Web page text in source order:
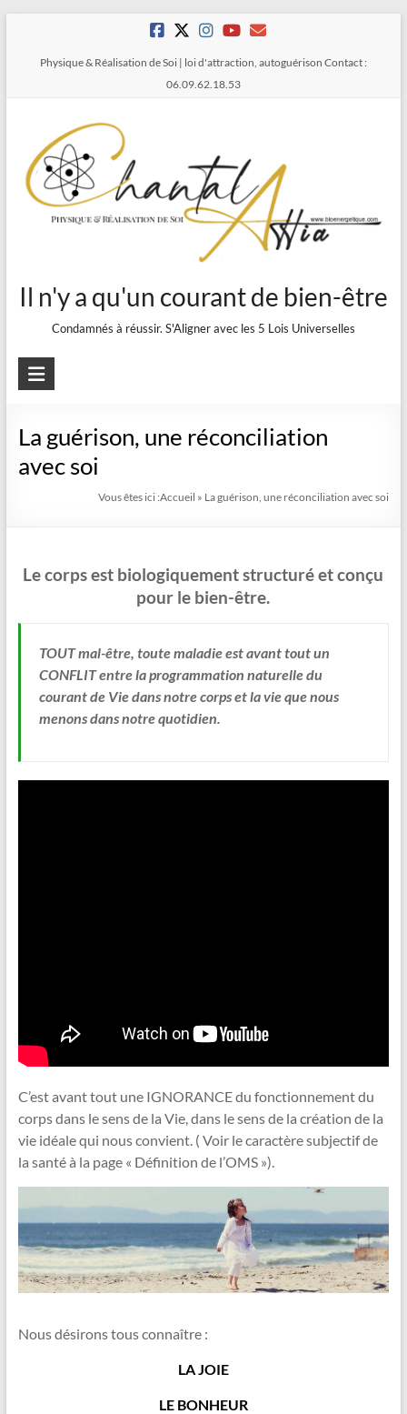
Physique & Réalisation de Soi | loi d'attraction, autoguérison Contact :
06.09.62.18.53
Il n'y a qu'un courant de bien-être
Condamnés à réussir. S'Aligner avec les 5 Lois Universelles
La guérison, une réconciliation
avec soi
Vous êtes ici :Accueil » La guérison, une réconciliation avec soi
Le corps est biologiquement structuré et conçu
pour le bien-être.
TOUT mal-être, toute maladie est avant tout un
CONFLIT entre la programmation naturelle du
courant de Vie dans notre corps et la vie que nous
menons dans notre quotidien.
C’est avant tout une IGNORANCE du fonctionnement du
corps dans le sens de la Vie, dans le sens de la création de la
vie idéale qui nous convient. ( Voir le caractère subjectif de
la santé à la page « Définition de l’OMS »).
Nous désirons tous connaître :
LA JOIE
LE BONHEUR